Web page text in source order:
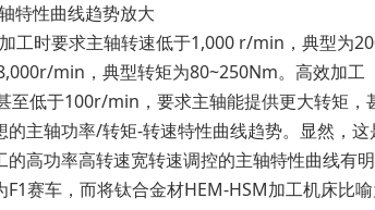
特性曲线趋势放大
时要求主轴转速低于1,000 r/min，典型为
min，典型转矩为80~250Nm。高效加工
至低于100r/min，要求主轴能提供更大转矩
主轴功率/转矩-转速特性曲线趋势。显然，
高功率高转速宽转速调控的主轴特性曲线有
赛车，而将钛合金材HEM-HSM加工机床比喻